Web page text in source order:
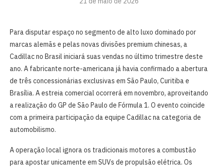
Para disputar espaço no segmento de alto luxo dominado por
marcas alemãs e pelas novas divisões premium chinesas, a
Cadillac no Brasil iniciará suas vendas no último trimestre deste
ano. A fabricante norte-americana já havia confirmado a abertura
de três concessionárias exclusivas em São Paulo, Curitiba e
Brasília. A estreia comercial ocorrerá em novembro, aproveitando
a realização do GP de São Paulo de Fórmula 1. O evento coincide
com a primeira participação da equipe Cadillac na categoria de
automobilismo.
A operação local ignora os tradicionais motores a combustão
para apostar unicamente em SUVs de propulsão elétrica. Os